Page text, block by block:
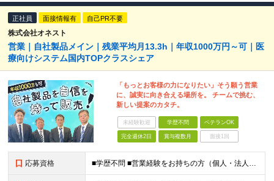
正社員 面接情報有 自己PR不要
株式会社オネスト
営業｜自社製品メイン｜残業平均月13.3h｜年収1000万円～可｜医
療向けシステム国内TOPクラスシェア
「もっとお客様の力になりたい」そう願う営業
に、誠実に向き合える場所を。 チームで挑む、
新しい提案のカタチ。
未経験歓迎 学歴不問 ベテランOK
完全週休2日 賞与複数月 面接1回
応募資格 ■学歴不問 ■営業経験をお持ちの方（個人・法人、業界や商材などは不問） ＜以下のような方を歓迎します＞ ■顧客の話を聴き、本音を引き出せる方 ■断られても気持ちを切り替え、次に進める方 ■受け身では